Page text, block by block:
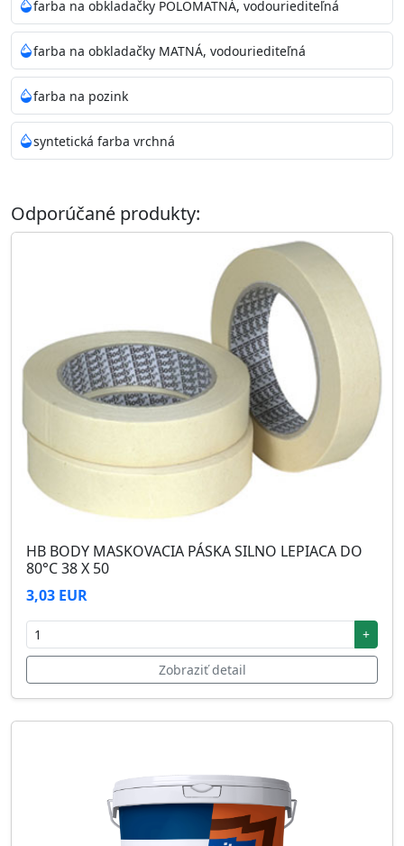
farba na obkladačky POLOMATNÁ, vodouriediteľná
farba na obkladačky MATNÁ, vodouriediteľná
farba na pozink
syntetická farba vrchná
Odporúčané produkty:
HB BODY MASKOVACIA PÁSKA SILNO LEPIACA DO
80°C 38 X 50
3,03 EUR
+
Zobraziť detail